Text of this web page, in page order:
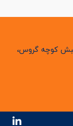
کوچه گروس،